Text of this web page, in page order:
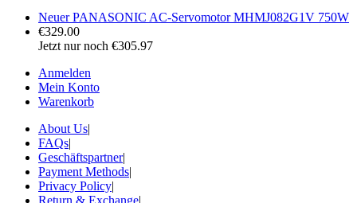
Neuer PANASONIC AC-Servomotor MHMJ082G1V 750W
€329.00
Jetzt nur noch €305.97
Anmelden
Mein Konto
Warenkorb
About Us|
FAQs|
Geschäftspartner|
Payment Methods|
Privacy Policy|